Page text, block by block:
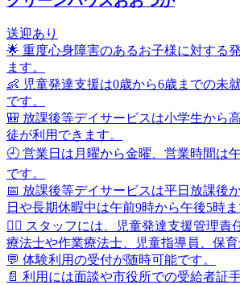
送迎あり
🌟 重度心身障害のあるお子様に対する
ます。
👶 児童発達支援は0歳から6歳までの未
です。
🎒 放課後等デイサービスは小学生から
徒が利用できます。
🕘 営業日は月曜から金曜、営業時間は
です。
📅 放課後等デイサービスは平日放課後
日や長期休暇中は午前9時から午後5時ま
👩‍⚕️ スタッフには、児童発達支援管理責
療法士や作業療法士、児童指導員、保育
💬 体験利用の受付が随時可能です。
📄 利用には面談や市役所での受給者証